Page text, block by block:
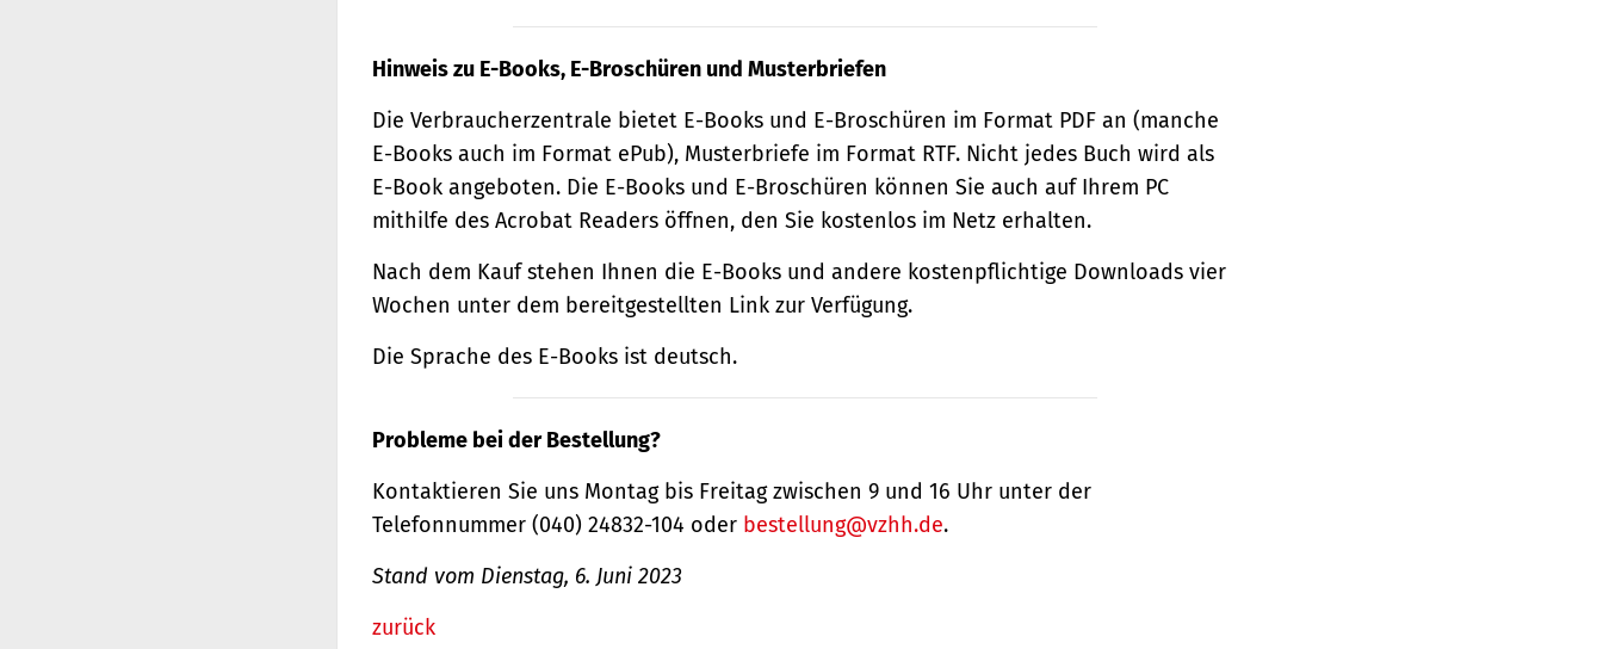
Hinweis zu E-Books, E-Broschüren und Musterbriefen
Die Verbraucherzentrale bietet E-Books und E-Broschüren im Format PDF an (manche
E-Books auch im Format ePub), Musterbriefe im Format RTF. Nicht jedes Buch wird als
E-Book angeboten. Die E-Books und E-Broschüren können Sie auch auf Ihrem PC
mithilfe des Acrobat Readers öffnen, den Sie kostenlos im Netz erhalten.
Nach dem Kauf stehen Ihnen die E-Books und andere kostenpflichtige Downloads vier
Wochen unter dem bereitgestellten Link zur Verfügung.
Die Sprache des E-Books ist deutsch.
Probleme bei der Bestellung?
Kontaktieren Sie uns Montag bis Freitag zwischen 9 und 16 Uhr unter der
Telefonnummer (040) 24832-104 oder bestellung@vzhh.de.
Stand vom Dienstag, 6. Juni 2023
zurück